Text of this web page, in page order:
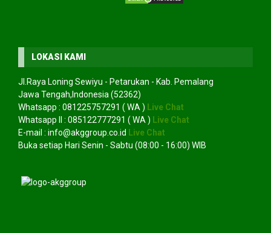
LOKASI KAMI
Jl.Raya Loning Sewiyu - Petarukan - Kab. Pemalang
Jawa Tengah,Indonesia (52362)
Whatsapp : 081225757291 ( WA ) Live Chat
Whatsapp II : 085122777291 ( WA ) Live Chat
E-mail : info@akggroup.co.id Live Chat
Buka setiap Hari Senin - Sabtu (08:00 - 16:00) WIB